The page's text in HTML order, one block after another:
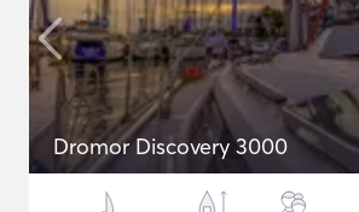
Dromor Discovery 3000